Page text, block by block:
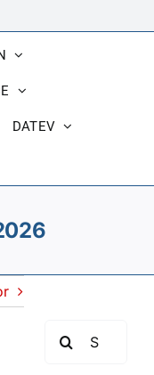
DATEV
nach: